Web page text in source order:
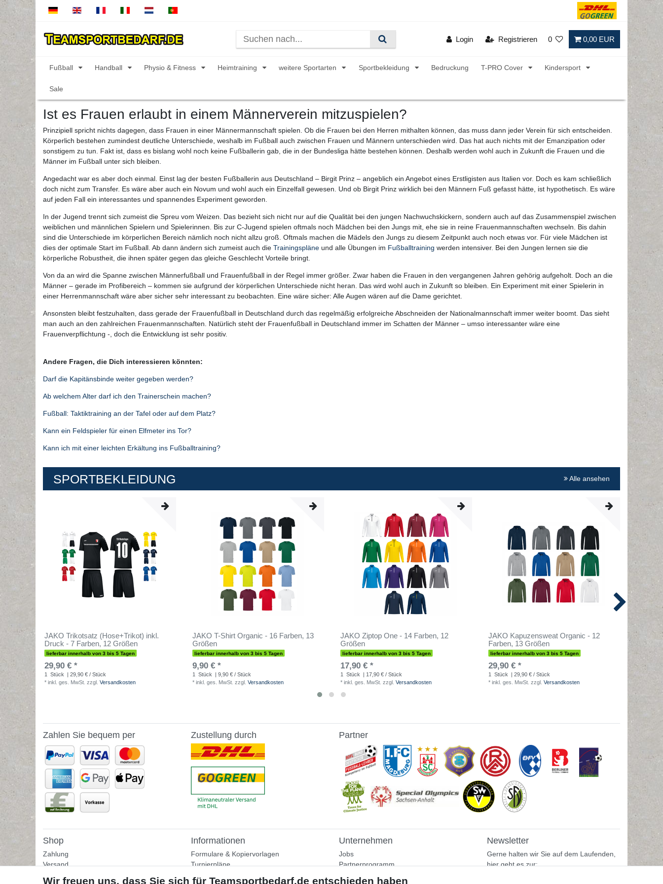
Login Registrieren 0 0,00 EUR
Fußball Handball Physio & Fitness Heimtraining weitere Sportarten Sportbekleidung Bedruckung T-PRO Cover Kindersport
Sale
Ist es Frauen erlaubt in einem Männerverein mitzuspielen?
Prinzipiell spricht nichts dagegen, dass Frauen in einer Männermannschaft spielen. Ob die Frauen bei den Herren mithalten können, das muss dann jeder Verein für sich entscheiden.
Körperlich bestehen zumindest deutliche Unterschiede, weshalb im Fußball auch zwischen Frauen und Männern unterschieden wird. Das hat auch nichts mit der Emanzipation oder
sonstigem zu tun. Fakt ist, dass es bislang wohl noch keine Fußballerin gab, die in der Bundesliga hätte bestehen können. Deshalb werden wohl auch in Zukunft die Frauen und die
Männer im Fußball unter sich bleiben.
Angedacht war es aber doch einmal. Einst lag der besten Fußballerin aus Deutschland – Birgit Prinz – angeblich ein Angebot eines Erstligisten aus Italien vor. Doch es kam schließlich
doch nicht zum Transfer. Es wäre aber auch ein Novum und wohl auch ein Einzelfall gewesen. Und ob Birgit Prinz wirklich bei den Männern Fuß gefasst hätte, ist hypothetisch. Es wäre
auf jeden Fall ein interessantes und spannendes Experiment geworden.
In der Jugend trennt sich zumeist die Spreu vom Weizen. Das bezieht sich nicht nur auf die Qualität bei den jungen Nachwuchskickern, sondern auch auf das Zusammenspiel zwischen
weiblichen und männlichen Spielern und Spielerinnen. Bis zur C-Jugend spielen oftmals noch Mädchen bei den Jungs mit, ehe sie in reine Frauenmannschaften wechseln. Bis dahin
sind die Unterschiede im körperlichen Bereich nämlich noch nicht allzu groß. Oftmals machen die Mädels den Jungs zu diesem Zeitpunkt auch noch etwas vor. Für viele Mädchen ist
dies der optimale Start im Fußball. Ab dann ändern sich zumeist auch die Trainingspläne und alle Übungen im Fußballtraining werden intensiver. Bei den Jungen lernen sie die
körperliche Robustheit, die ihnen später gegen das gleiche Geschlecht Vorteile bringt.
Von da an wird die Spanne zwischen Männerfußball und Frauenfußball in der Regel immer größer. Zwar haben die Frauen in den vergangenen Jahren gehörig aufgeholt. Doch an die
Männer – gerade im Profibereich – kommen sie aufgrund der körperlichen Unterschiede nicht heran. Das wird wohl auch in Zukunft so bleiben. Ein Experiment mit einer Spielerin in
einer Herrenmannschaft wäre aber sicher sehr interessant zu beobachten. Eine wäre sicher: Alle Augen wären auf die Dame gerichtet.
Ansonsten bleibt festzuhalten, dass gerade der Frauenfußball in Deutschland durch das regelmäßig erfolgreiche Abschneiden der Nationalmannschaft immer weiter boomt. Das sieht
man auch an den zahlreichen Frauenmannschaften. Natürlich steht der Frauenfußball in Deutschland immer im Schatten der Männer – umso interessanter wäre eine
Frauenverpflichtung -, doch die Entwicklung ist sehr positiv.
Andere Fragen, die Dich interessieren könnten:
Darf die Kapitänsbinde weiter gegeben werden?
Ab welchem Alter darf ich den Trainerschein machen?
Fußball: Taktiktraining an der Tafel oder auf dem Platz?
Kann ein Feldspieler für einen Elfmeter ins Tor?
Kann ich mit einer leichten Erkältung ins Fußballtraining?
SPORTBEKLEIDUNG Alle ansehen
JAKO Trikotsatz (Hose+Trikot) inkl.
Druck - 7 Farben, 12 Größen
lieferbar innerhalb von 3 bis 5 Tagen
29,90 € *
1 Stück
| 29,90 € / Stück
* inkl. ges. MwSt. zzgl. Versandkosten
JAKO T-Shirt Organic - 16 Farben, 13
Größen
lieferbar innerhalb von 3 bis 5 Tagen
9,90 € *
1 Stück
| 9,90 € / Stück
* inkl. ges. MwSt. zzgl. Versandkosten
JAKO Ziptop One - 14 Farben, 12
Größen
lieferbar innerhalb von 3 bis 5 Tagen
17,90 € *
1 Stück
| 17,90 € / Stück
* inkl. ges. MwSt. zzgl. Versandkosten
JAKO Kapuzensweat Organic - 12
Farben, 13 Größen
lieferbar innerhalb von 3 bis 5 Tagen
29,90 € *
1 Stück
| 29,90 € / Stück
* inkl. ges. MwSt. zzgl. Versandkosten
sofort
1,70 €
Zahlen Sie bequem per Zustellung durch Partner
Shop
Zahlung
Versand
Informationen
Formulare & Kopiervorlagen
Turnierpläne
Unternehmen
Jobs
Partnerprogramm
Newsletter
Gerne halten wir Sie auf dem Laufenden,
hier geht es zur: